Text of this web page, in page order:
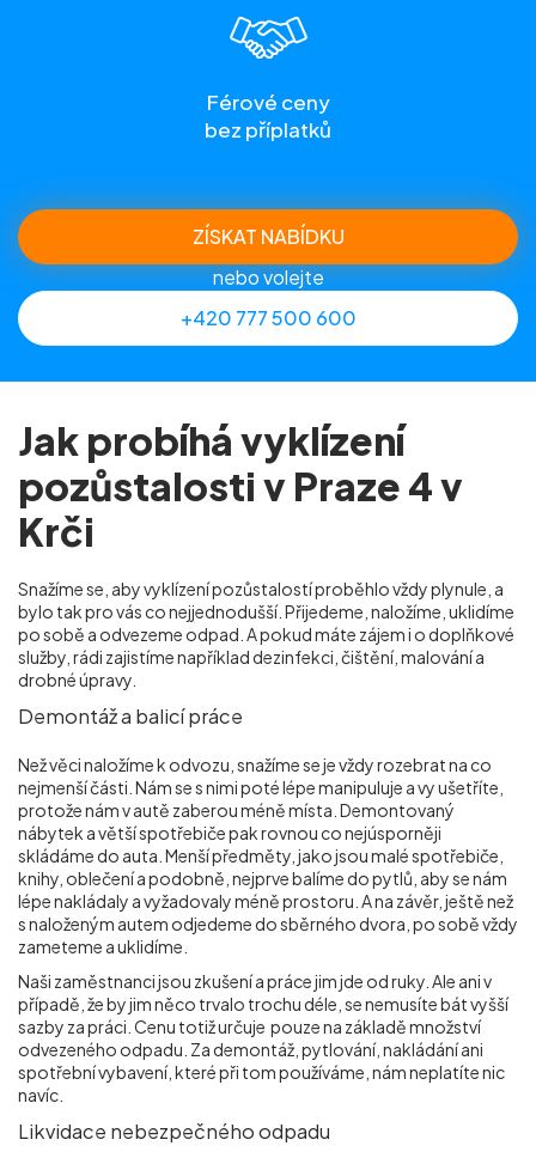
Férové ceny
bez příplatků
ZÍSKAT NABÍDKU
nebo volejte
+420 777 500 600
Jak probíhá vyklízení
pozůstalosti v Praze 4 v
Krči
Snažíme se, aby vyklízení pozůstalostí proběhlo vždy plynule, a
bylo tak pro vás co nejjednodušší. Přijedeme, naložíme, uklidíme
po sobě a odvezeme odpad. A pokud máte zájem i o doplňkové
služby, rádi zajistíme například dezinfekci, čištění, malování a
drobné úpravy.
Demontáž a balicí práce
Než věci naložíme k odvozu, snažíme se je vždy rozebrat na co
nejmenší části. Nám se s nimi poté lépe manipuluje a vy ušetříte,
protože nám v autě zaberou méně místa. Demontovaný
nábytek a větší spotřebiče pak rovnou co nejúsporněji
skládáme do auta. Menší předměty, jako jsou malé spotřebiče,
knihy, oblečení a podobně, nejprve balíme do pytlů, aby se nám
lépe nakládaly a vyžadovaly méně prostoru. A na závěr, ještě než
s naloženým autem odjedeme do sběrného dvora, po sobě vždy
zameteme a uklidíme.
Naši zaměstnanci jsou zkušení a práce jim jde od ruky. Ale ani v
případě, že by jim něco trvalo trochu déle, se nemusíte bát vyšší
sazby za práci. Cenu totiž určuje pouze na základě množství
odvezeného odpadu. Za demontáž, pytlování, nakládání ani
spotřební vybavení, které při tom používáme, nám neplatíte nic
navíc.
Likvidace nebezpečného odpadu